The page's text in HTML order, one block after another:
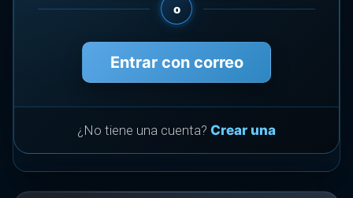
o
Entrar con correo
¿No tiene una cuenta? Crear una